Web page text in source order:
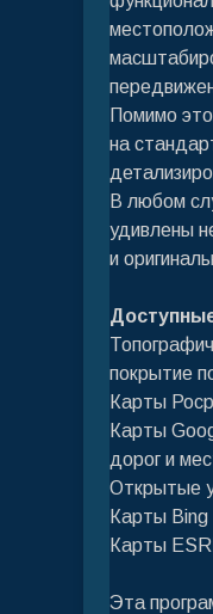
Помимо
на
В любом
удивлены
и
покрытие
Карты
Карты
дорог и
Открытые
Карты Bing
Карты ESRI
Эта